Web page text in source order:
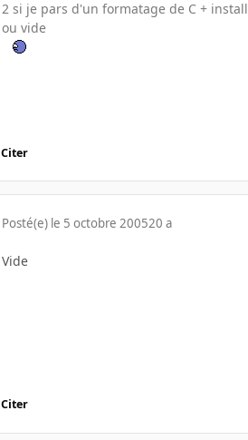
2 si je pars d'un formatage de C +
ou vide
Citer
Posté(e) le 5 octobre 200520 a
Vide
Citer